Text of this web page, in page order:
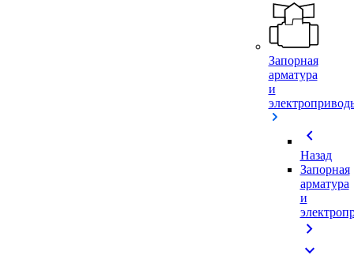
Запорная
арматура
и
chevron_left
Назад
Запорная
арматура
и
chevron_right
expand_more